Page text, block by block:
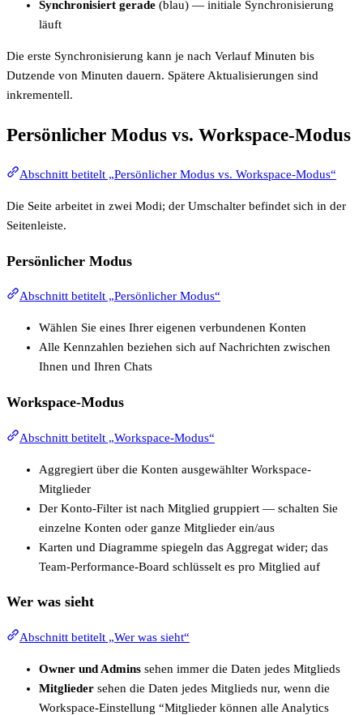
Synchronisiert gerade (blau) — initiale Synchronisierung
läuft
Die erste Synchronisierung kann je nach Verlauf Minuten bis
Dutzende von Minuten dauern. Spätere Aktualisierungen sind
inkrementell.
Persönlicher Modus vs. Workspace-Modus
Abschnitt betitelt „Persönlicher Modus vs. Workspace-Modus“
Die Seite arbeitet in zwei Modi; der Umschalter befindet sich in der
Seitenleiste.
Persönlicher Modus
Abschnitt betitelt „Persönlicher Modus“
Wählen Sie eines Ihrer eigenen verbundenen Konten
Alle Kennzahlen beziehen sich auf Nachrichten zwischen
Ihnen und Ihren Chats
Workspace-Modus
Abschnitt betitelt „Workspace-Modus“
Aggregiert über die Konten ausgewählter Workspace-
Mitglieder
Der Konto-Filter ist nach Mitglied gruppiert — schalten Sie
einzelne Konten oder ganze Mitglieder ein/aus
Karten und Diagramme spiegeln das Aggregat wider; das
Team-Performance-Board schlüsselt es pro Mitglied auf
Wer was sieht
Abschnitt betitelt „Wer was sieht“
Owner und Admins sehen immer die Daten jedes Mitglieds
Mitglieder sehen die Daten jedes Mitglieds nur, wenn die
Workspace-Einstellung “Mitglieder können alle Analytics